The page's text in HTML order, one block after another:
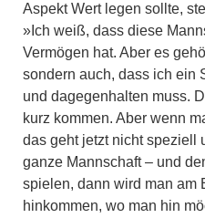
Aspekt Wert legen sollte,
»Ich weiß, dass diese
Vermögen hat. Aber es
sondern auch, dass ich ein
und dagegenhalten muss.
kurz kommen. Aber wenn
das geht jetzt nicht speziell
ganze Mannschaft – und
spielen, dann wird man am
hinkommen, wo man hin